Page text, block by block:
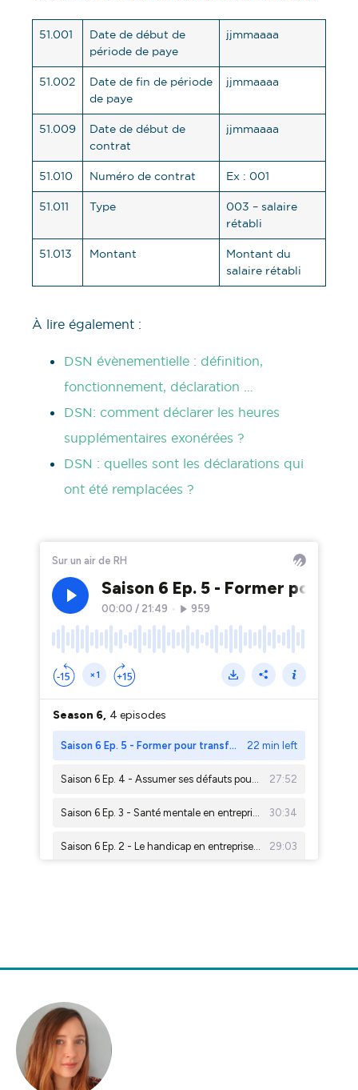
51.001
Date de début de
période de paye
jjmmaaaa
51.002
Date de fin de période
de paye
jjmmaaaa
51.009
Date de début de
contrat
jjmmaaaa
51.010 Numéro de contrat Ex : 001
51.011 Type
003 – salaire
rétabli
51.013 Montant
Montant du
salaire rétabli
À lire également :
DSN évènementielle : définition,
fonctionnement, déclaration …
DSN: comment déclarer les heures
supplémentaires exonérées ?
DSN : quelles sont les déclarations qui
ont été remplacées ?